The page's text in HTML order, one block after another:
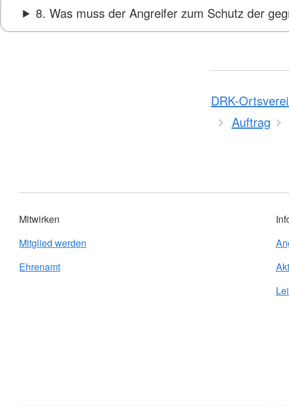
8. Was muss der Angreifer zum Schutz der
DRK-
Auftrag
Mitwirken
Mitglied werden
Ehrenamt